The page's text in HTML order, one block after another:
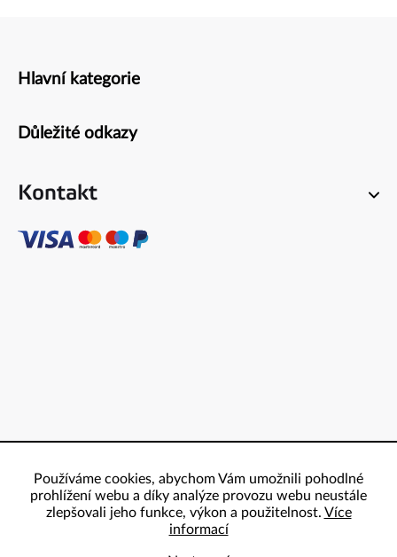
Používáme cookies, abychom Vám umožnili pohodlné
prohlížení webu a díky analýze provozu webu neustále
zlepšovali jeho funkce, výkon a použitelnost. Více
informací
Zápatí
Hlavní kategorie
Důležité odkazy
Kontakt